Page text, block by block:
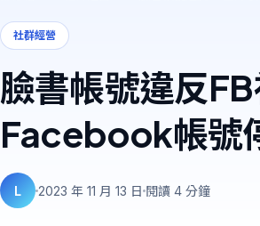
社群經營
臉書帳號違反
Facebook帳號
L 2023 年 11 月 13 日 閱讀 4 分鐘